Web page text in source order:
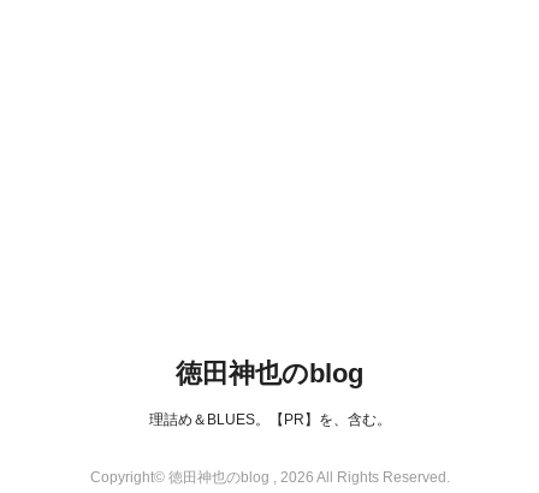
徳田神也のblog
理詰め＆BLUES。【PR】を、含む。
Copyright© 徳田神也のblog , 2026 All Rights Reserved.